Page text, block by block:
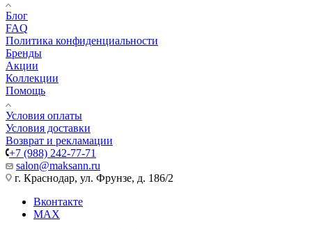
Блог
FAQ
Политика конфиденциальности
Бренды
Акции
Коллекции
Помощь
Условия оплаты
Условия доставки
Возврат и рекламации
+7 (988) 242-77-71
salon@maksann.ru
г. Краснодар, ул. Фрунзе, д. 186/2
Вконтакте
MAX